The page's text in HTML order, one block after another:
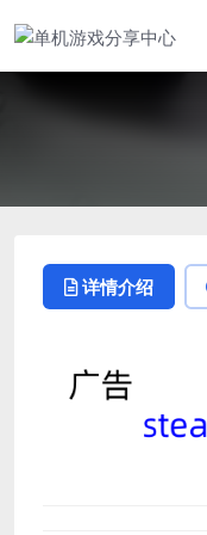
详情介绍